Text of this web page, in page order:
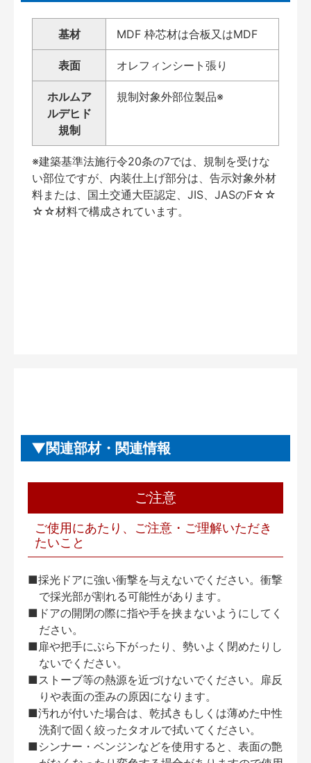
基材 MDF 枠芯材は合板又はMDF
表面 オレフィンシート張り
ホルムア
ルデヒド
規制
規制対象外部位製品※
※建築基準法施行令20条の7では、規制を受けな
い部位ですが、内装仕上げ部分は、告示対象外材
料または、国土交通大臣認定、JIS、JASのF☆☆
☆☆材料で構成されています。
関連部材・関連情報
ご注意
ご使用にあたり、ご注意・ご理解いただき
たいこと
■採光ドアに強い衝撃を与えないでください。衝撃
で採光部が割れる可能性があります。
■ドアの開閉の際に指や手を挟まないようにしてく
ださい。
■扉や把手にぶら下がったり、勢いよく閉めたりし
ないでください。
■ストーブ等の熱源を近づけないでください。扉反
りや表面の歪みの原因になります。
■汚れが付いた場合は、乾拭きもしくは薄めた中性
洗剤で固く絞ったタオルで拭いてください。
■シンナー・ベンジンなどを使用すると、表面の艶